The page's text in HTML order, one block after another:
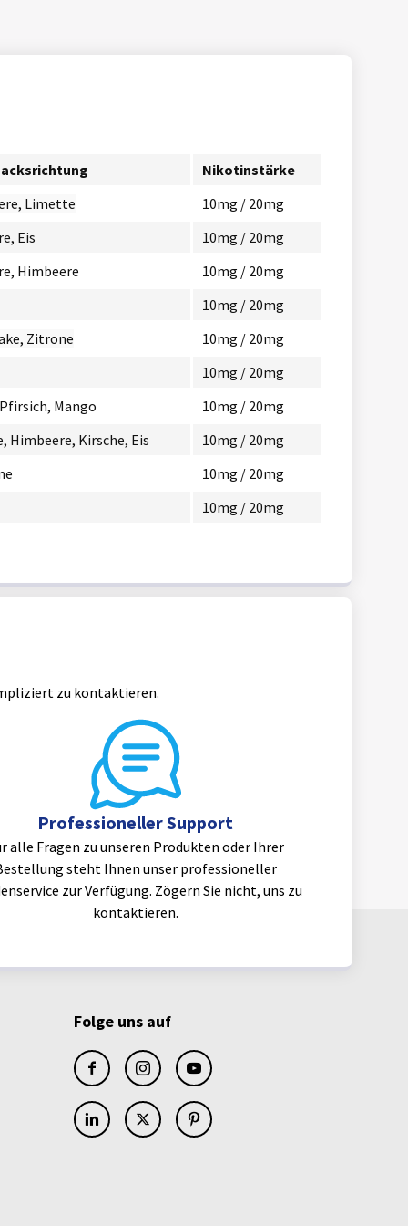
Nikotinstärke
Limette
10mg / 20mg
Eis
10mg / 20mg
Himbeere
10mg / 20mg
10mg / 20mg
Zitrone
10mg / 20mg
10mg / 20mg
Mango
10mg / 20mg
Himbeere, Kirsche, Eis
10mg / 20mg
10mg / 20mg
10mg / 20mg
zu kontaktieren.
Professioneller Support
alle Fragen zu unseren Produkten oder Ihrer
steht Ihnen unser professioneller
zur Verfügung. Zögern Sie nicht, uns zu
kontaktieren.
Folge uns auf
facebookinstagramyoutube
linkedinx pinterest